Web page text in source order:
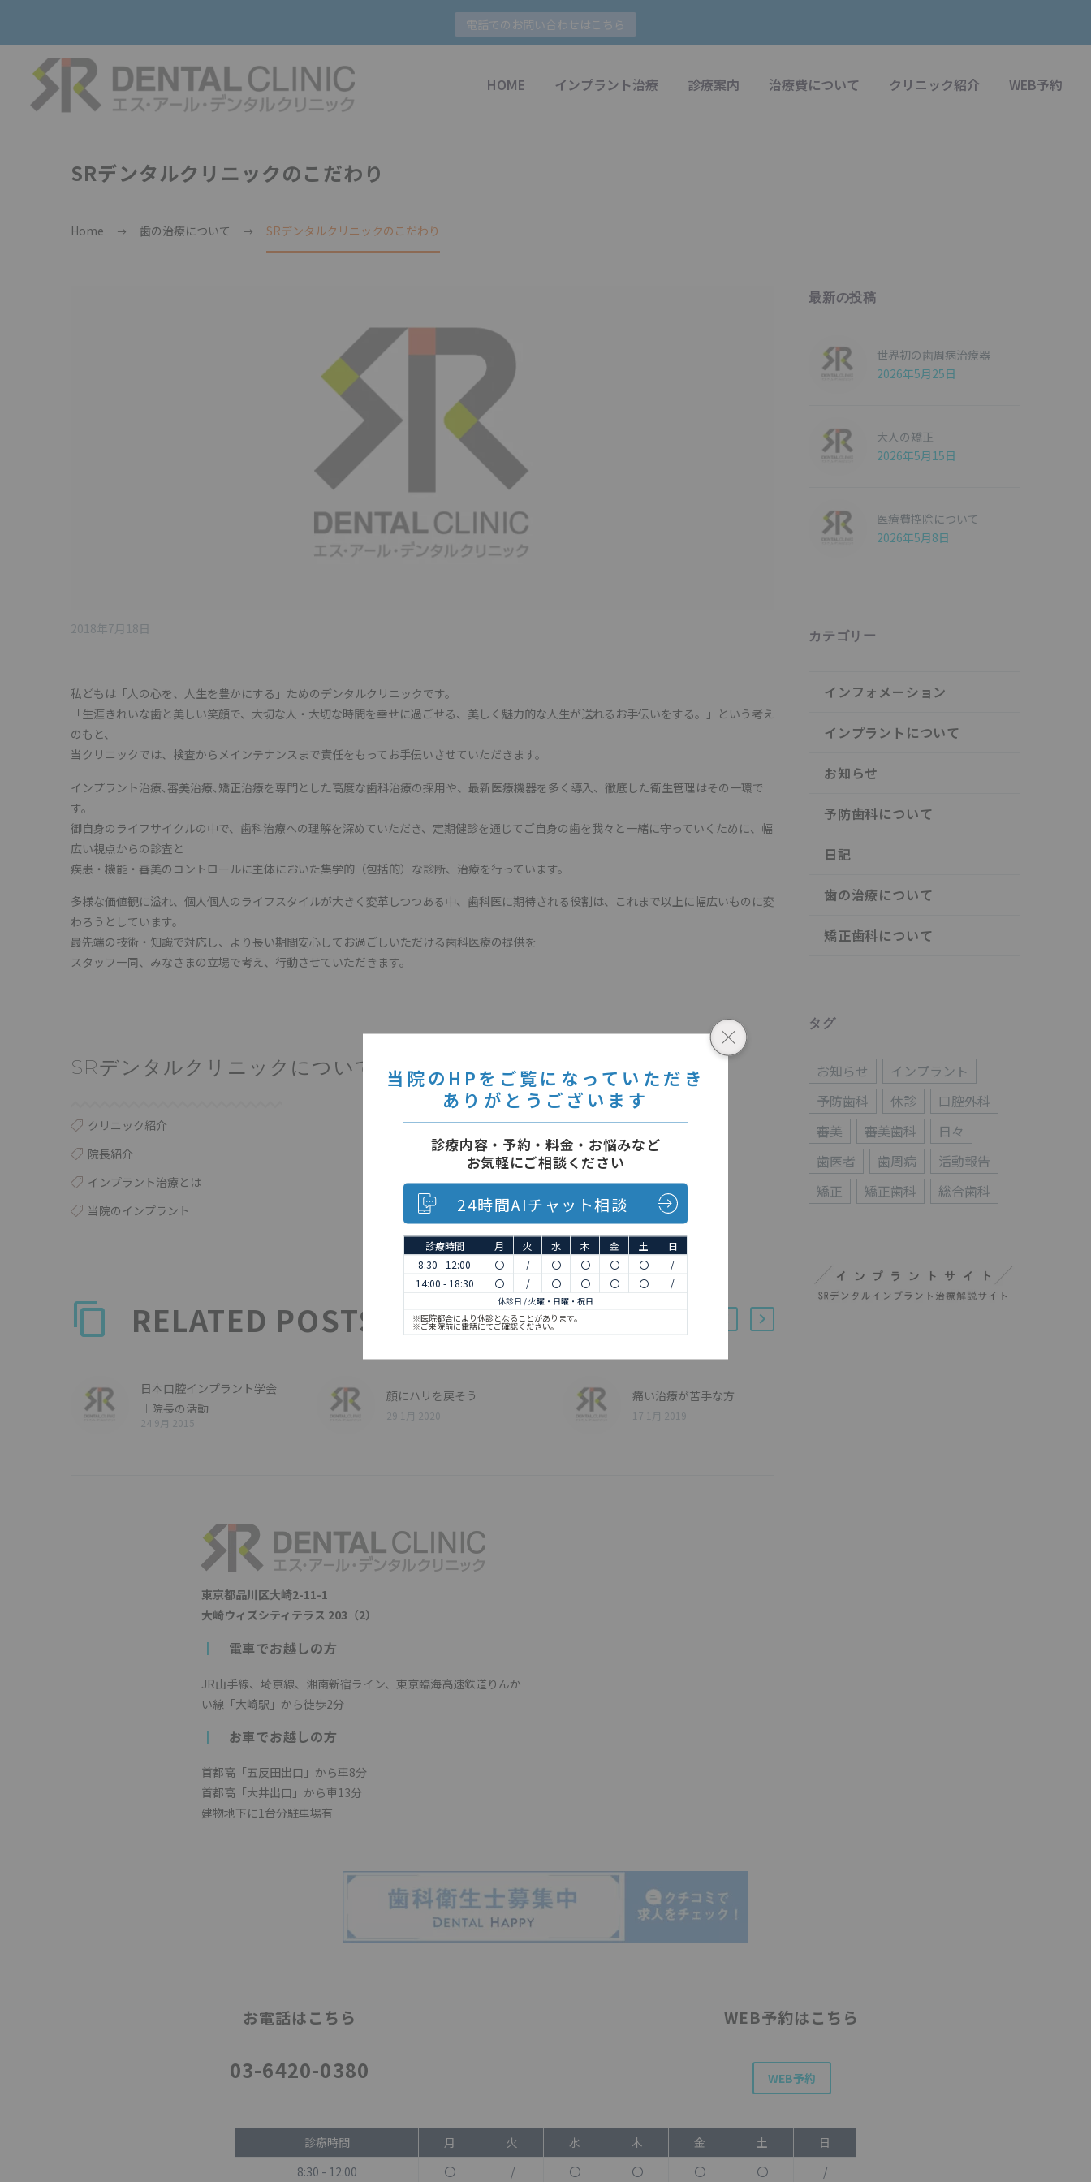
電話でのお問い合わせはこちら
HOME インプラント治療 診療案内 治療費について クリニック紹介 WEB予約
SRデンタルクリニックのこだわり
Home 歯の治療について SRデンタルクリニックのこだわり
2018年7月18日
私どもは「人の心を、人生を豊かにする」ためのデンタルクリニックです。
「生涯きれいな歯と美しい笑顔で、大切な人・大切な時間を幸せに過ごせる、美しく魅力的な人生が送れるお手伝いをする。」という考え
のもと、
当クリニックでは、検査からメインテナンスまで責任をもってお手伝いさせていただきます。
インプラント治療､審美治療､矯正治療を専門とした高度な歯科治療の採用や、最新医療機器を多く導入、徹底した衛生管理はその一環で
す。
御自身のライフサイクルの中で、歯科治療への理解を深めていただき、定期健診を通じてご自身の歯を我々と一緒に守っていくために、幅
広い視点からの診査と
疾患・機能・審美のコントロールに主体においた集学的（包括的）な診断、治療を行っています。
多様な価値観に溢れ、個人個人のライフスタイルが大きく変革しつつある中、歯科医に期待される役割は、これまで以上に幅広いものに変
わろうとしています。
最先端の技術・知識で対応し、より長い期間安心してお過ごしいただける歯科医療の提供を
スタッフ一同、みなさまの立場で考え、行動させていただきます。
SRデンタルクリニックについて
クリニック紹介
院長紹介
インプラント治療とは
当院のインプラント
RELATED POSTS
日本口腔インプラント学会
｜院長の活動
シルバーウィークは日本口
24 9月 2015
顔にハリを戻そう
29 1月 2020
痛い治療が苦手な方
17 1月 2019
最新の投稿
世界初の歯周病治療器
2026年5月25日
大人の矯正
2026年5月15日
医療費控除について
2026年5月8日
カテゴリー
インフォメーション
インプラントについて
お知らせ
予防歯科について
日記
歯の治療について
矯正歯科について
タグ
お知らせ
インプラント
予防歯科
休診
口腔外科
審美
審美歯科
日々
歯医者
歯周病
活動報告
矯正
矯正歯科 総合歯科
東京都品川区大崎2-11-1
大崎ウィズシティテラス 203（2）
┃ 電車でお越しの方
JR山手線、埼京線、湘南新宿ライン、東京臨海高速鉄道りんか
い線「大崎駅」から徒歩2分
┃ お車でお越しの方
首都高「五反田出口」から車8分
首都高「大井出口」から車13分
建物地下に1台分駐車場有
お電話はこちら
03-6420-0380
WEB予約はこちら
WEB予約
診療時間 月 火 水 木 金 土
日
8:30 - 12:00
〇 / 〇 〇 〇 〇 /
当院のHPをご覧になっていただき
ありがとうございます
診療内容・予約・料金・お悩みなど
お気軽にご相談ください
24時間AIチャット相談
診療時間 月 火 水 木 金 土
日
8:30 - 12:00
〇 / 〇 〇 〇 〇
/
14:00 - 18:30
〇 / 〇 〇 〇 〇 /
休診日 / 火曜・日曜・祝日
※医院都合により休診となることがあります。
※ご来院前に電話にてご確認ください。